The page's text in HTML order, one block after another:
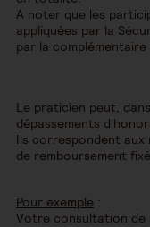
A noter que les
appliquées par la
par la complémentaire
Le praticien peut,
dépassements
Ils correspondent
de remboursement
Pour exemple :
Votre consultation de